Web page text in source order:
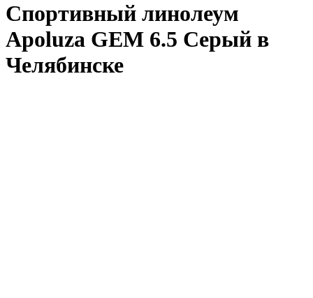
Спортивный линолеум
Apoluza GEM 6.5 Серый в
Челябинске